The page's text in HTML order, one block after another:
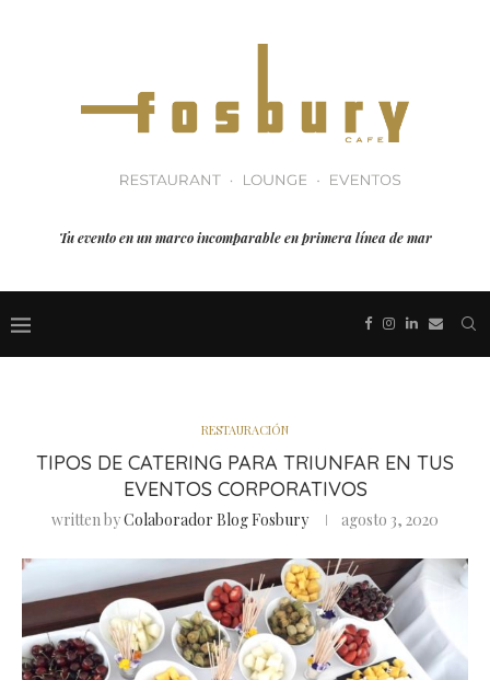
Tu evento en un marco incomparable en primera línea de mar
RESTAURACIÓN
TIPOS DE CATERING PARA TRIUNFAR EN TUS
EVENTOS CORPORATIVOS
written byColaborador Blog Fosbury agosto 3, 2020